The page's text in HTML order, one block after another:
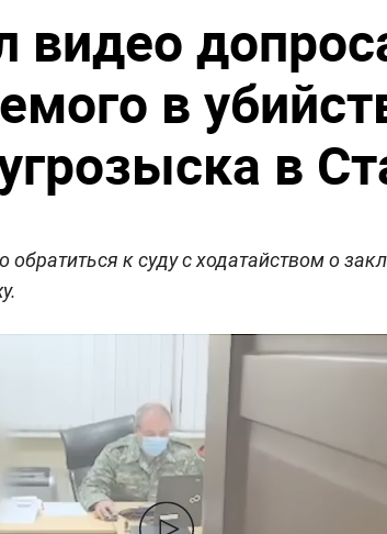
видео
в
в
обратиться к суду с ходатайством о